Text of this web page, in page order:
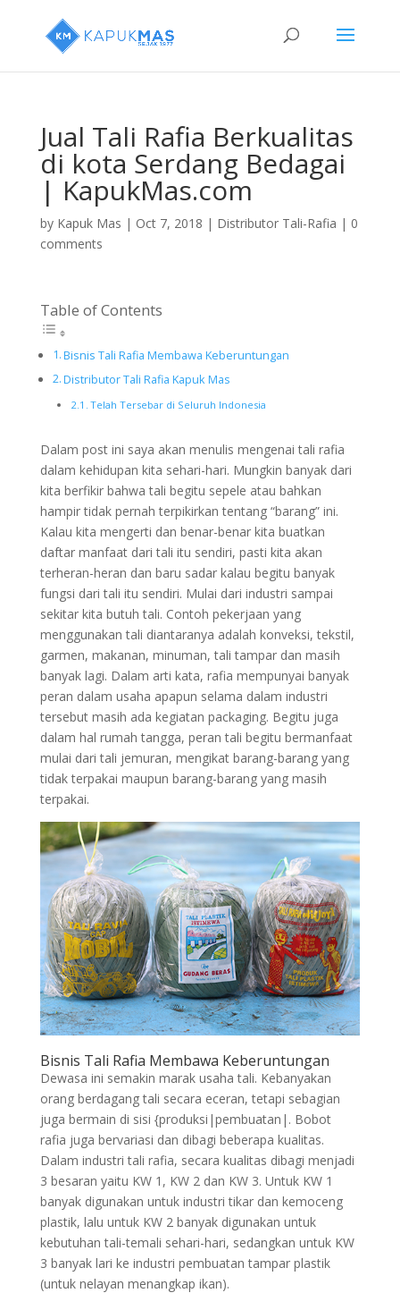
Jual Tali Rafia Berkualitas
di kota Serdang Bedagai
| KapukMas.com
by Kapuk Mas | Oct 7, 2018 | Distributor Tali-Rafia | 0
comments
Table of Contents
Bisnis Tali Rafia Membawa Keberuntungan
Distributor Tali Rafia Kapuk Mas
Telah Tersebar di Seluruh Indonesia
Dalam post ini saya akan menulis mengenai tali rafia
dalam kehidupan kita sehari-hari. Mungkin banyak dari
kita berfikir bahwa tali begitu sepele atau bahkan
hampir tidak pernah terpikirkan tentang “barang” ini.
Kalau kita mengerti dan benar-benar kita buatkan
daftar manfaat dari tali itu sendiri, pasti kita akan
terheran-heran dan baru sadar kalau begitu banyak
fungsi dari tali itu sendiri. Mulai dari industri sampai
sekitar kita butuh tali. Contoh pekerjaan yang
menggunakan tali diantaranya adalah konveksi, tekstil,
garmen, makanan, minuman, tali tampar dan masih
banyak lagi. Dalam arti kata, rafia mempunyai banyak
peran dalam usaha apapun selama dalam industri
tersebut masih ada kegiatan packaging. Begitu juga
dalam hal rumah tangga, peran tali begitu bermanfaat
mulai dari tali jemuran, mengikat barang-barang yang
tidak terpakai maupun barang-barang yang masih
terpakai.
Bisnis Tali Rafia Membawa Keberuntungan
Dewasa ini semakin marak usaha tali. Kebanyakan
orang berdagang tali secara eceran, tetapi sebagian
juga bermain di sisi {produksi|pembuatan|. Bobot
rafia juga bervariasi dan dibagi beberapa kualitas.
Dalam industri tali rafia, secara kualitas dibagi menjadi
3 besaran yaitu KW 1, KW 2 dan KW 3. Untuk KW 1
banyak digunakan untuk industri tikar dan kemoceng
plastik, lalu untuk KW 2 banyak digunakan untuk
kebutuhan tali-temali sehari-hari, sedangkan untuk KW
3 banyak lari ke industri pembuatan tampar plastik
(untuk nelayan menangkap ikan).